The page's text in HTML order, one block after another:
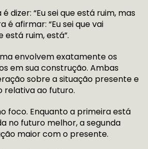
dizer: “Eu sei que está ruim, mas
é afirmar: “Eu sei que vai
está ruim, está”.
envolvem exatamente os
em sua construção. Ambas
sobre a situação presente e
relativa ao futuro.
foco. Enquanto a primeira está
no futuro melhor, a segunda
maior com o presente.